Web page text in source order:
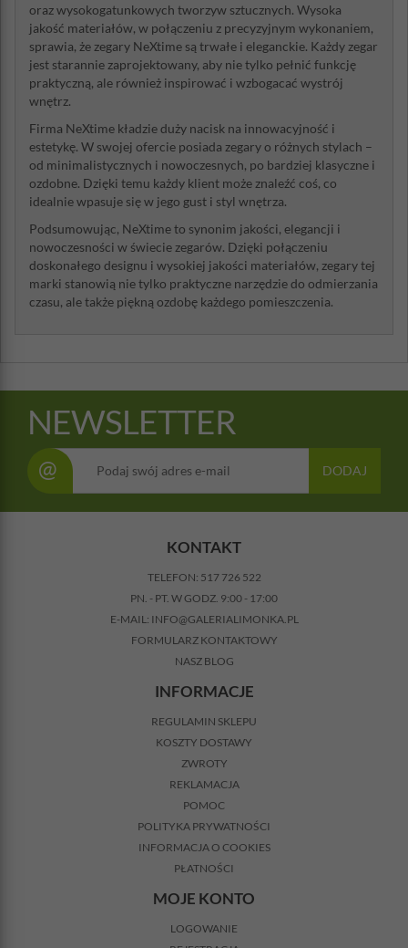
oraz wysokogatunkowych tworzyw sztucznych. Wysoka
jakość materiałów, w połączeniu z precyzyjnym wykonaniem,
sprawia, że zegary NeXtime są trwałe i eleganckie. Każdy zegar
jest starannie zaprojektowany, aby nie tylko pełnić funkcję
praktyczną, ale również inspirować i wzbogacać wystrój
wnętrz.
Firma NeXtime kładzie duży nacisk na innowacyjność i
estetykę. W swojej ofercie posiada zegary o różnych stylach –
od minimalistycznych i nowoczesnych, po bardziej klasyczne i
ozdobne. Dzięki temu każdy klient może znaleźć coś, co
idealnie wpasuje się w jego gust i styl wnętrza.
Podsumowując, NeXtime to synonim jakości, elegancji i
nowoczesności w świecie zegarów. Dzięki połączeniu
doskonałego designu i wysokiej jakości materiałów, zegary tej
marki stanowią nie tylko praktyczne narzędzie do odmierzania
czasu, ale także piękną ozdobę każdego pomieszczenia.
NEWSLETTER
@ DODAJ
KONTAKT
TELEFON: 517 726 522
PN. - PT. W GODZ. 9:00 - 17:00
E-MAIL: INFO@GALERIALIMONKA.PL
FORMULARZ KONTAKTOWY
NASZ BLOG
INFORMACJE
REGULAMIN SKLEPU
KOSZTY DOSTAWY
ZWROTY
REKLAMACJA
POMOC
POLITYKA PRYWATNOŚCI
INFORMACJA O COOKIES
PŁATNOŚCI
MOJE KONTO
LOGOWANIE